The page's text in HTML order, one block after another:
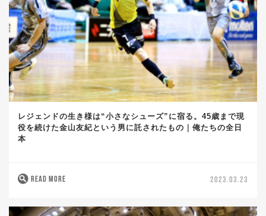
レジェンドの生き様は“小さなシューズ”に宿る。45歳まで現
役を続けた金山友紀という男に託されたもの｜俺たちの全日
本
READ MORE 2023.03.23